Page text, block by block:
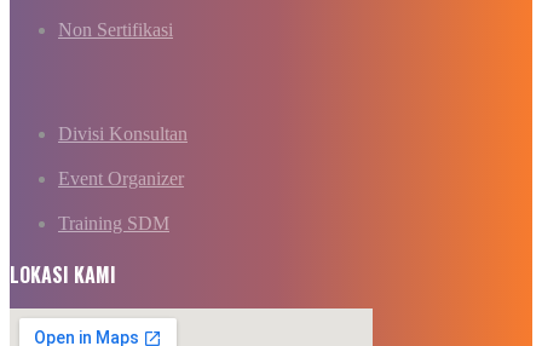
Non Sertifikasi
Divisi Konsultan
Event Organizer
Training SDM
LOKASI KAMI